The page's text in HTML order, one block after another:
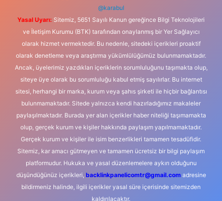
@karabul
Yasal Uyarı: Sitemiz, 5651 Sayılı Kanun gereğince Bilgi Teknolojileri
ve İletişim Kurumu (BTK) tarafından onaylanmış bir Yer Sağlayıcı
olarak hizmet vermektedir. Bu nedenle, sitedeki içerikleri proaktif
olarak denetleme veya araştırma yükümlülüğümüz bulunmamaktadır.
Ancak, üyelerimiz yazdıkları içeriklerin sorumluluğunu taşımakta olup,
siteye üye olarak bu sorumluluğu kabul etmiş sayılırlar. Bu internet
sitesi, herhangi bir marka, kurum veya şahıs şirketi ile hiçbir bağlantısı
bulunmamaktadır. Sitede yalnızca kendi hazırladığımız makaleler
paylaşılmaktadır. Burada yer alan içerikler haber niteliği taşımamakta
olup, gerçek kurum ve kişiler hakkında paylaşım yapılmamaktadır.
Gerçek kurum ve kişiler ile isim benzerlikleri tamamen tesadüfidir.
Sitemiz, kar amacı gütmeyen ve tamamen ücretsiz bir bilgi paylaşım
platformudur. Hukuka ve yasal düzenlemelere aykırı olduğunu
düşündüğünüz içerikleri, backlinkpanelicomtr@gmail.comadresine
bildirmeniz halinde, ilgili içerikler yasal süre içerisinde sitemizden
kaldırılacaktır.